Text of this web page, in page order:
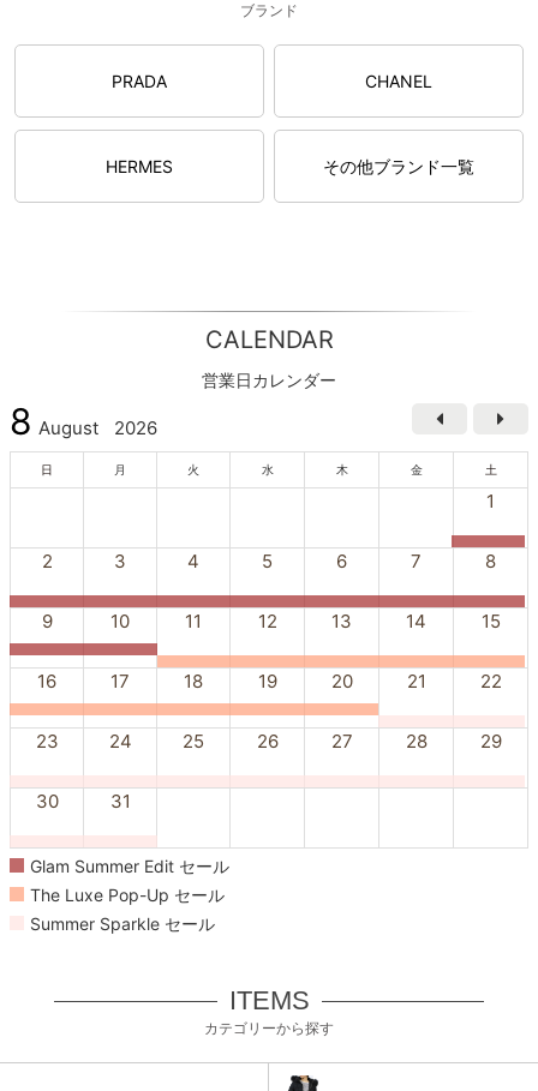
ブランド
PRADA CHANEL
HERMES その他ブランド一覧
CALENDAR
営業日カレンダー
8 August 2026
日 月 火 水 木 金 土
1
2 3 4 5 6 7 8
9 10 11 12 13 14 15
16 17 18 19 20 21 22
23 24 25 26 27 28 29
30 31
Glam Summer Edit セール
The Luxe Pop-Up セール
Summer Sparkle セール
ITEMS
カテゴリーから探す